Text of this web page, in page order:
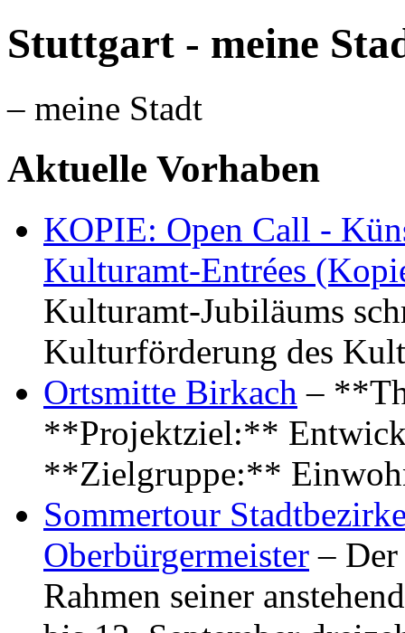
Stuttgart - meine
– meine Stadt
Aktuelle Vorhaben
KOPIE: Open Call -
Kulturamt-Entrées
Kulturamt-Jubiläums
Kulturförderung des
Ortsmitte Birkach –
**Projektziel:**
**Zielgruppe:**
Sommertour
Oberbürgermeister –
Rahmen seiner